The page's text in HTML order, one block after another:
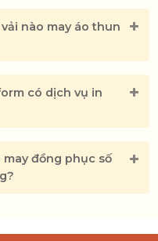
nào may áo thun
có dịch vụ in
may đồng phục số